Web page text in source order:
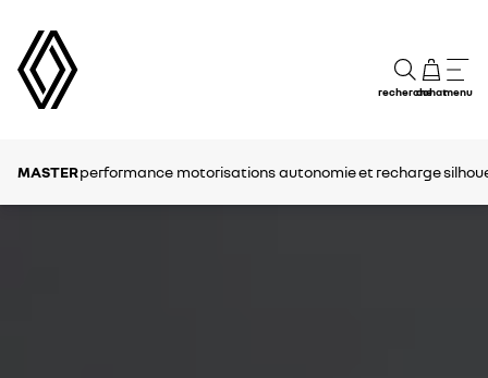
rechercheachatmenu
MASTERperformance motorisations autonomie et recharge